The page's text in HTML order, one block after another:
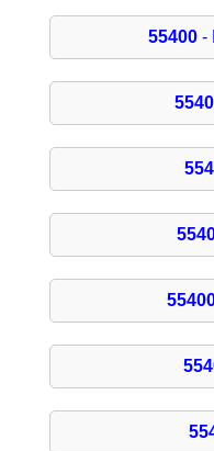
55400-